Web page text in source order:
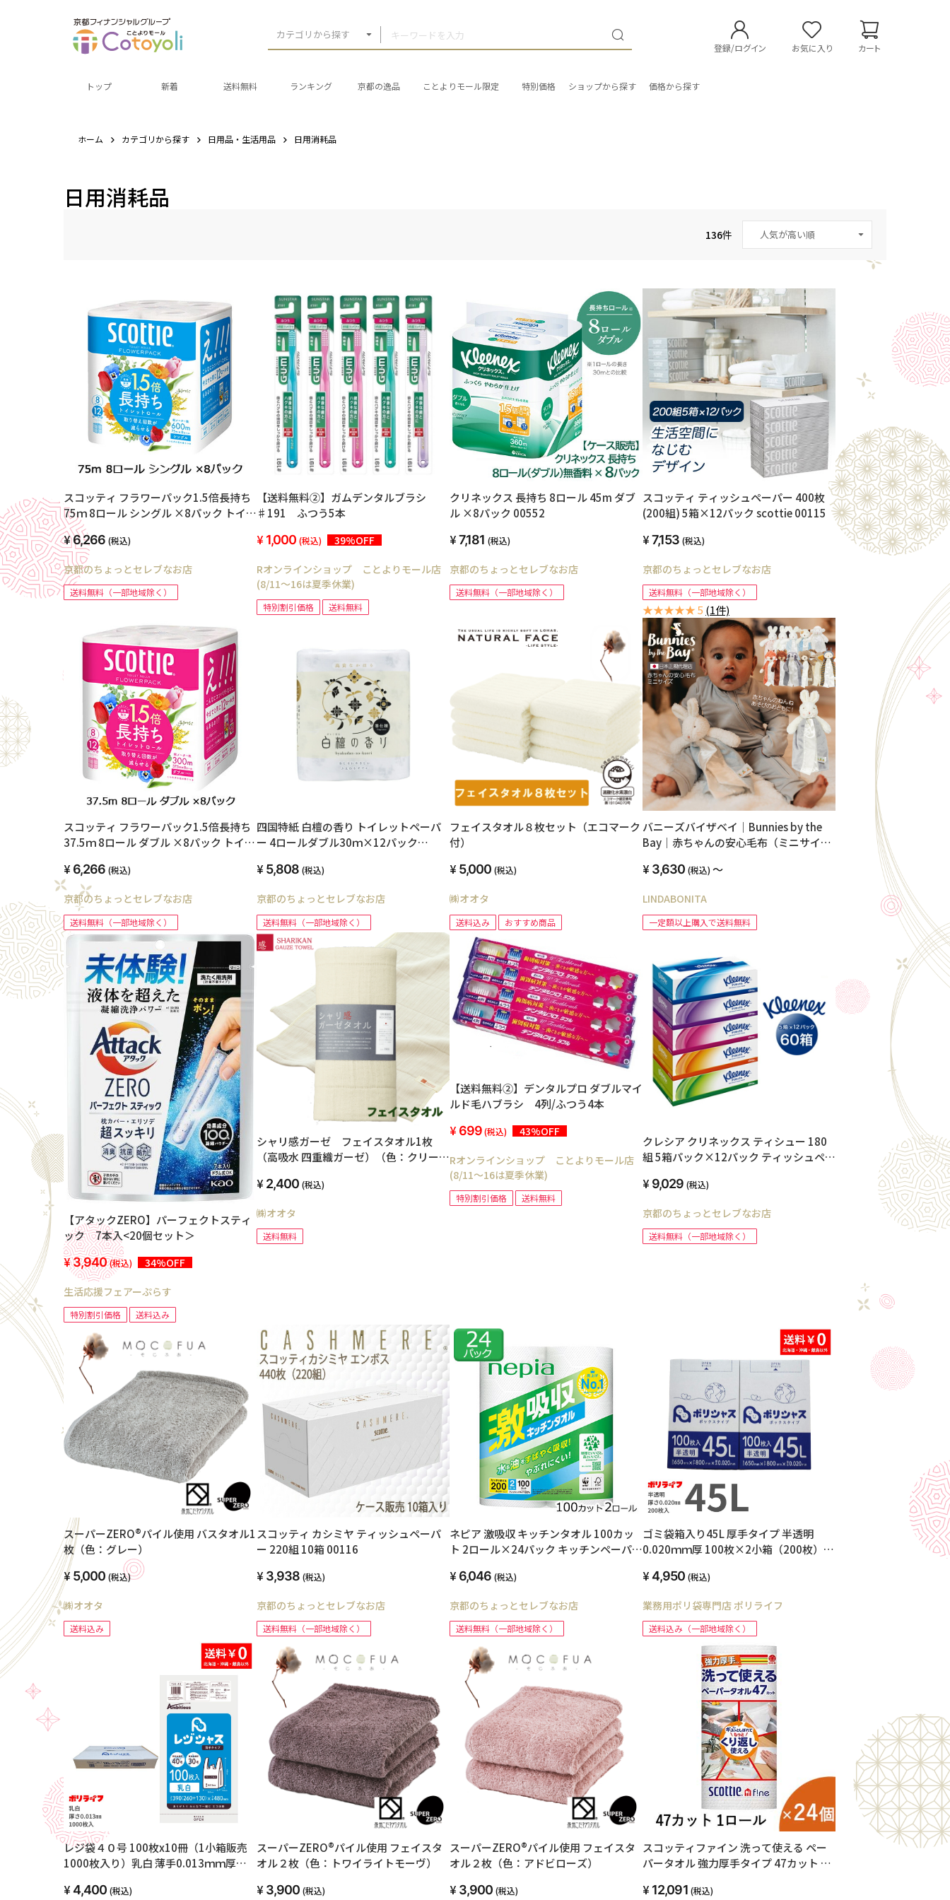
カテゴリから探す
登録/ログイン お気に入り カート
トップ 新着 送料無料 ランキング 京都の逸品 ことよりモール限定 特別価格 ショップから探す 価格から探す
ホーム カテゴリから探す 日用品・生活用品 日用消耗品
日用消耗品
136件
スコッティ フラワーパック1.5倍長持ち
75ｍ 8ロール シングル ×8パック トイレ
ットペーパー 00642
6,266 (税込)
京都のちょっとセレブなお店
送料無料（一部地域除く）
【送料無料②】ガムデンタルブラシ
♯191 ふつう5本
1,000 (税込) 39%OFF
Rオンラインショップ ことよりモール店
(8/11～16は夏季休業)
特別割引価格 送料無料
クリネックス 長持ち 8ロール 45m ダブ
ル ×8パック 00552
7,181 (税込)
京都のちょっとセレブなお店
送料無料（一部地域除く）
スコッティ ティッシュペーパー 400枚
(200組) 5箱×12パック scottie 00115
7,153 (税込)
京都のちょっとセレブなお店
送料無料（一部地域除く）
★★★★★ 5 (1件)
スコッティ フラワーパック1.5倍長持ち
37.5ｍ 8ロール ダブル ×8パック トイレ
6,266 (税込)
京都のちょっとセレブなお店
送料無料（一部地域除く）
四国特紙 白檀の香り トイレットペーパ
ー 4ロールダブル30ｍ×12パック
5,808 (税込)
京都のちょっとセレブなお店
送料無料（一部地域除く）
フェイスタオル８枚セット（エコマーク
付）
5,000 (税込)
㈱オオタ
送料込み おすすめ商品
バニーズバイザベイ｜Bunnies by the
Bay｜赤ちゃんの安心毛布（ミニサイ
に。出産祝い、ファーストトイ、男の子
ト
3,630 (税込) ～
LINDABONITA
一定額以上購入で送料無料
【アタックZERO】パーフェクトスティ
ック 7本入<20個セット＞
3,940(税込) 34%OFF
生活応援フェアーぷらす
特別割引価格 送料込み
シャリ感ガーゼ フェイスタオル1枚
（高吸水 四重織ガーゼ）（色：クリー
2,400 (税込)
㈱オオタ
送料無料
【送料無料②】デンタルプロ ダブルマイ
ルド毛ハブラシ 4列/ふつう4本
699(税込) 43%OFF
Rオンラインショップ ことよりモール店
(8/11～16は夏季休業)
特別割引価格 送料無料
クレシア クリネックス ティシュー 180
組 5箱パック×12パック ティッシュペー
9,029 (税込)
京都のちょっとセレブなお店
送料無料（一部地域除く）
スーパーZERO®パイル使用 バスタオル1
枚（色：グレー）
5,000 (税込)
㈱オオタ
送料込み
スコッティ カシミヤ ティッシュペーパ
ー 220組 10箱 00116
3,938 (税込)
京都のちょっとセレブなお店
送料無料（一部地域除く）
ネピア 激吸収 キッチンタオル 100カッ
ト 2ロール×24パック キッチンペーパー
6,046 (税込)
京都のちょっとセレブなお店
送料無料（一部地域除く）
ゴミ袋箱入り45L 厚手タイプ 半透明
0.020ｍｍ厚 100枚×2小箱（200枚）
4,950 (税込)
業務用ポリ袋専門店 ポリライフ
送料込み（一部地域除く）
レジ袋４０号 100枚x10冊（1小箱販売
1000枚入り）乳白 薄手0.013ｍｍ厚
4,400 (税込)
スーパーZERO®パイル使用 フェイスタ
オル２枚（色：トワイライトモーヴ）
3,900 (税込)
スーパーZERO®パイル使用 フェイスタ
オル２枚（色：アドビローズ）
3,900 (税込)
スコッティファイン 洗って使える ペー
パータオル 強力厚手タイプ 47カット 1
12,091 (税込)